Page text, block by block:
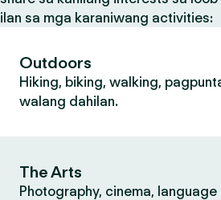
ilan sa mga karaniwang activities:
Outdoors
Hiking, biking, walking,
walang dahilan.
The Arts
Photography, cinema,